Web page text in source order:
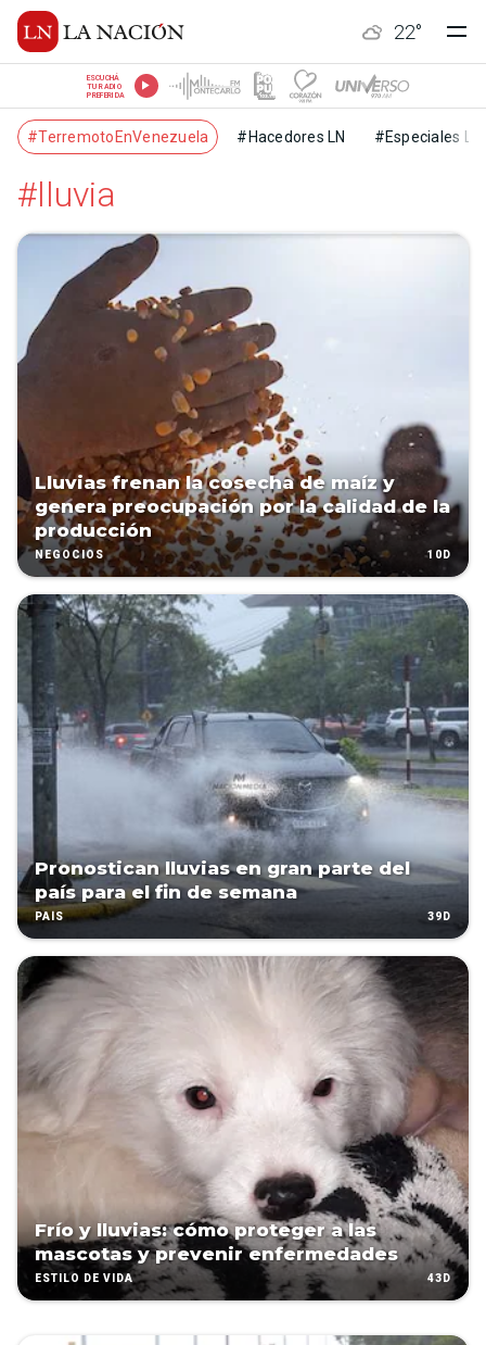
22°
ESCUCHÁ
TU RADIO
PREFERIDA
#TerremotoEnVenezuela #Hacedores LN #Especiales LN
#lluvia
Lluvias frenan la cosecha de maíz y
genera preocupación por la calidad de la
producción
NEGOCIOS 10D
Pronostican lluvias en gran parte del
país para el fin de semana
PAÍS 39D
Frío y lluvias: cómo proteger a las
mascotas y prevenir enfermedades
ESTILO DE VIDA 43D